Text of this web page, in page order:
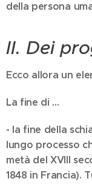
della persona
II. Dei
Ecco allora un
La fine di ...
- la fine della
lungo processo
metà del XVIII
1848 in Francia).